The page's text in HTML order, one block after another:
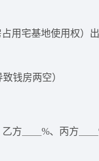
用宅基地使用权）
钱房两空）
方＿＿%、丙方＿